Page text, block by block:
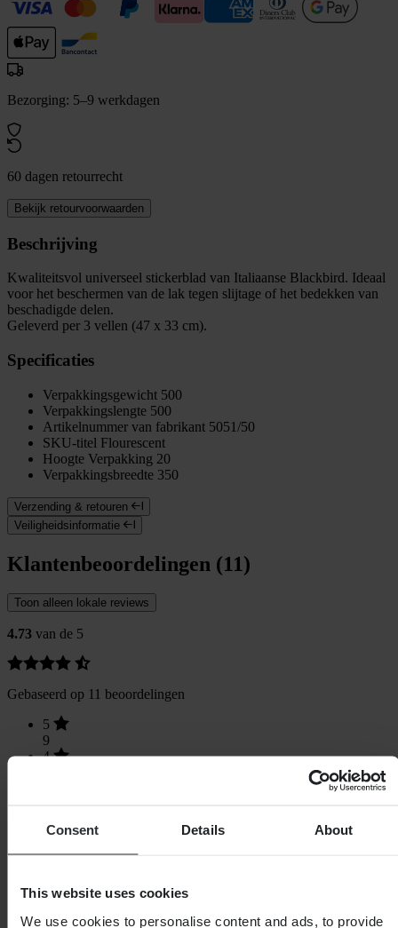
Consent Details About
This website uses cookies
We use cookies to personalise content and ads, to provide
Bezorging: 5–9 werkdagen
60 dagen retourrecht
Bekijk retourvoorwaarden
Beschrijving
Kwaliteitsvol universeel stickerblad van Italiaanse Blackbird. Ideaal
voor het beschermen van de lak tegen slijtage of het bedekken van
beschadigde delen.
Geleverd per 3 vellen (47 x 33 cm).
Specificaties
Verpakkingsgewicht 500
Verpakkingslengte 500
Artikelnummer van fabrikant 5051/50
SKU-titel Flourescent
Hoogte Verpakking 20
Verpakkingsbreedte 350
Verzending & retouren
Veiligheidsinformatie
Klantenbeoordelingen (11)
Toon alleen lokale reviews
4.73 van de 5
Gebaseerd op 11 beoordelingen
5
9
4
0
1